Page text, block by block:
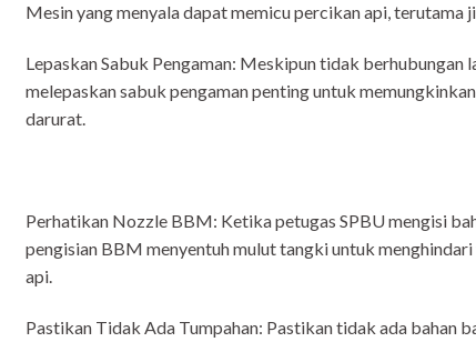
Mesin yang menyala dapat memicu percikan api, terutama
Lepaskan Sabuk Pengaman: Meskipun tidak berhubungan
melepaskan sabuk pengaman penting untuk
darurat.
Perhatikan Nozzle BBM: Ketika petugas SPBU mengisi
pengisian BBM menyentuh mulut tangki untuk
api.
Pastikan Tidak Ada Tumpahan: Pastikan tidak ada bahan